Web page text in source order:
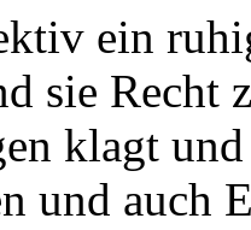
ein
sie Recht
klagt
und auch